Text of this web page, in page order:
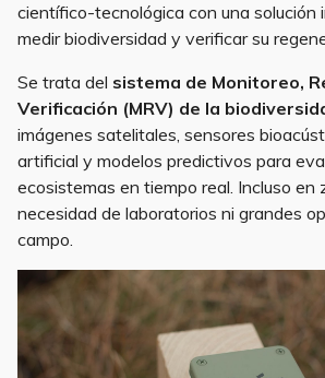
científico-tecnológica con una solución
medir biodiversidad y verificar su
Se trata del sistema de Monitoreo,
Verificación (MRV) de la
imágenes satelitales, sensores
artificial y modelos predictivos para
ecosistemas en tiempo real. Incluso en
necesidad de laboratorios ni grandes
campo.